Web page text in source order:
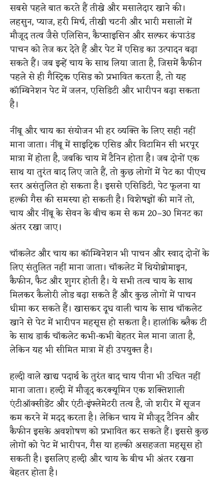
सबसे पहले बात करते हैं तीखे और मसालेदार खाने की।
लहसुन, प्याज, हरी मिर्च, तीखी चटनी और भारी मसालों में
मौजूद तत्व जैसे एलिसिन, कैप्साइसिन और सल्फर कंपाउंड
पाचन को तेज कर देते हैं और पेट में एसिड का उत्पादन बढ़ा
सकते हैं। जब इन्हें चाय के साथ लिया जाता है, जिसमें कैफीन
पहले से ही गैस्ट्रिक एसिड को प्रभावित करता है, तो यह
कॉम्बिनेशन पेट में जलन, एसिडिटी और भारीपन बढ़ा सकता
है।
नींबू और चाय का संयोजन भी हर व्यक्ति के लिए सही नहीं
माना जाता। नींबू में साइट्रिक एसिड और विटामिन सी भरपूर
मात्रा में होता है, जबकि चाय में टैनिन होता है। जब दोनों एक
साथ या तुरंत बाद लिए जाते हैं, तो कुछ लोगों में पेट का पीएच
स्तर असंतुलित हो सकता है। इससे एसिडिटी, पेट फूलना या
हल्की गैस की समस्या हो सकती है। विशेषज्ञों की मानें तो,
चाय और नींबू के सेवन के बीच कम से कम 20–30 मिनट का
अंतर रखा जाए।
चॉकलेट और चाय का कॉम्बिनेशन भी पाचन और स्वाद दोनों के
लिए संतुलित नहीं माना जाता। चॉकलेट में थियोब्रोमाइन,
कैफीन, फैट और शुगर होती है। ये सभी तत्व चाय के साथ
मिलकर कैलोरी लोड बढ़ा सकते हैं और कुछ लोगों में पाचन
धीमा कर सकते हैं। खासकर दूध वाली चाय के साथ चॉकलेट
खाने से पेट में भारीपन महसूस हो सकता है। हालांकि ब्लैक टी
के साथ डार्क चॉकलेट कभी-कभी बेहतर मेल माना जाता है,
लेकिन यह भी सीमित मात्रा में ही उपयुक्त है।
हल्दी वाले खाद्य पदार्थ के तुरंत बाद चाय पीना भी उचित नहीं
माना जाता। हल्दी में मौजूद करक्यूमिन एक शक्तिशाली
एंटीऑक्सीडेंट और एंटी-इंफ्लेमेटरी तत्व है, जो शरीर में सूजन
कम करने में मदद करता है। लेकिन चाय में मौजूद टैनिन और
कैफीन इसके अवशोषण को प्रभावित कर सकते हैं। इससे कुछ
लोगों को पेट में भारीपन, गैस या हल्की असहजता महसूस हो
सकती है। इसलिए हल्दी और चाय के बीच भी अंतर रखना
बेहतर होता है।